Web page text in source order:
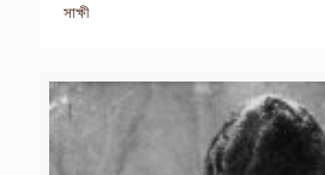
সাক্ষী